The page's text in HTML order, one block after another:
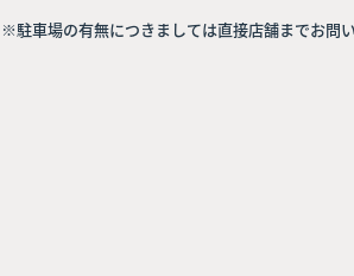
※駐車場の有無につきましては直接店舗までお問